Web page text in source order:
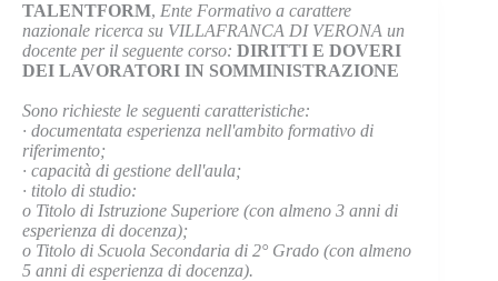
TALENTFORM, Ente Formativo a carattere
nazionale ricerca su VILLAFRANCA DI VERONA un
docente per il seguente corso: DIRITTI E DOVERI
DEI LAVORATORI IN SOMMINISTRAZIONE
Sono richieste le seguenti caratteristiche:
· documentata esperienza nell'ambito formativo di
riferimento;
· capacità di gestione dell'aula;
· titolo di studio:
o Titolo di Istruzione Superiore (con almeno 3 anni di
esperienza di docenza);
o Titolo di Scuola Secondaria di 2° Grado (con almeno
5 anni di esperienza di docenza).